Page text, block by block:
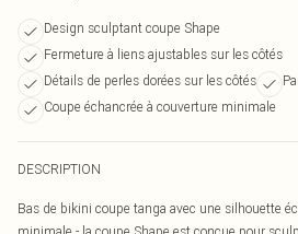
Design sculptant coupe Shape
Fermeture à liens ajustables sur les côtés
Détails de perles dorées sur les côtés
Coupe échancrée à couverture minimale
DESCRIPTION
Bas de bikini coupe tanga avec une silhouette